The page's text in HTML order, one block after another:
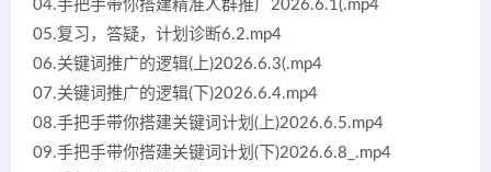
04.手把手带你搭建精准人群推广2026.6.1(.mp4
05.复习，答疑，计划诊断6.2.mp4
06.关键词推广的逻辑(上)2026.6.3(.mp4
07.关键词推广的逻辑(下)2026.6.4.mp4
08.手把手带你搭建关键词计划(上)2026.6.5.mp4
09.手把手带你搭建关键词计划(下)2026.6.8_.mp4